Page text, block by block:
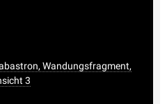
Wandungsfragment,
3